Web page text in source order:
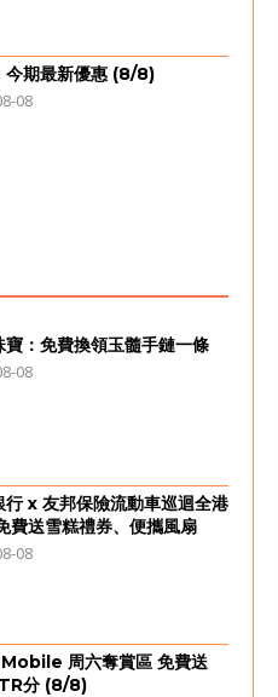
今期最新優惠 (8/8)
08
寶：免費換領玉髓手鏈一條
08
行 x 友邦保險流動車巡迴全港
費送雪糕禮券、便攜風扇
08
周六奪賞區 免費送
分 (8/8)